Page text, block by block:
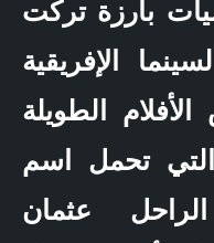
بارزة تركت
الإفريقية
الطويلة
تحمل اسم
عثمان